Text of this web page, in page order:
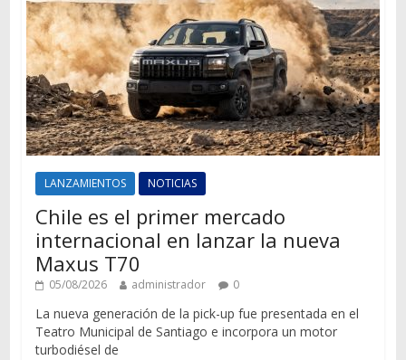
LANZAMIENTOS NOTICIAS
Chile es el primer mercado
internacional en lanzar la nueva
Maxus T70
05/08/2026 administrador 0
La nueva generación de la pick-up fue presentada en el
Teatro Municipal de Santiago e incorpora un motor
turbodiésel de